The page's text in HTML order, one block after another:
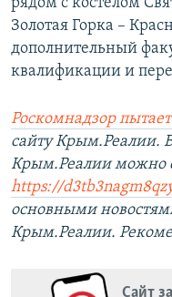
Золотая Горка –
дополнительный
квалификации и
Роскомнадзор
сайту Крым.Реалии.
Крым.Реалии можно
https://
основными
Крым.Реалии.
Сайт